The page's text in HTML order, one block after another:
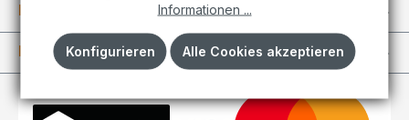
Informationen
Kundenkonto
Informationen ...
Konfigurieren Alle Cookies akzeptieren